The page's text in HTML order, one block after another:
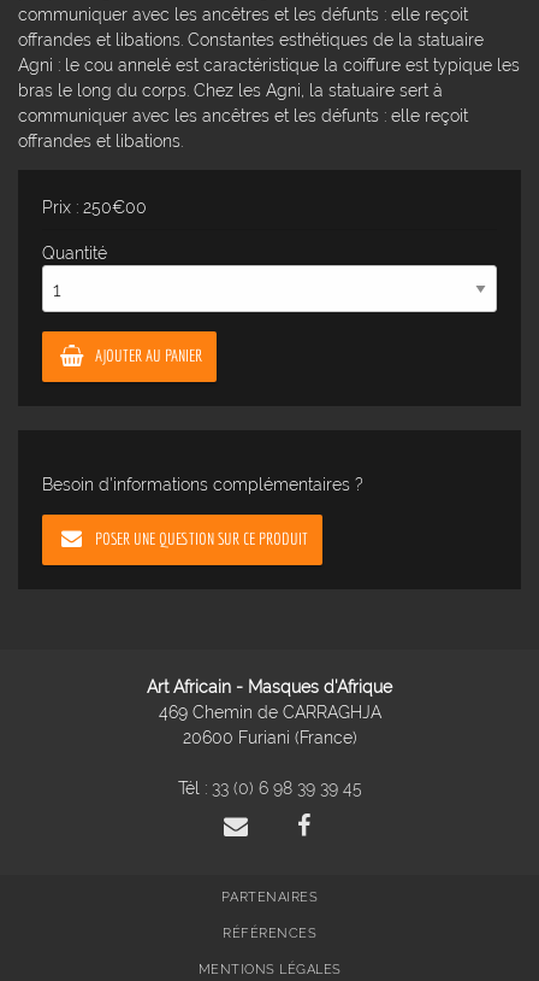
communiquer avec les ancêtres et les défunts : elle reçoit
offrandes et libations. Constantes esthétiques de la statuaire
Agni : le cou annelé est caractéristique la coiffure est typique les
bras le long du corps. Chez les Agni, la statuaire sert à
communiquer avec les ancêtres et les défunts : elle reçoit
offrandes et libations.
Prix : 250€00
Quantité
AJOUTER AU PANIER
Besoin d'informations complémentaires ?
POSER UNE QUESTION SUR CE PRODUIT
Art Africain - Masques d'Afrique
469 Chemin de CARRAGHJA
20600 Furiani (France)
Tél : 33 (0) 6 98 39 39 45
PARTENAIRES
RÉFÉRENCES
MENTIONS LÉGALES